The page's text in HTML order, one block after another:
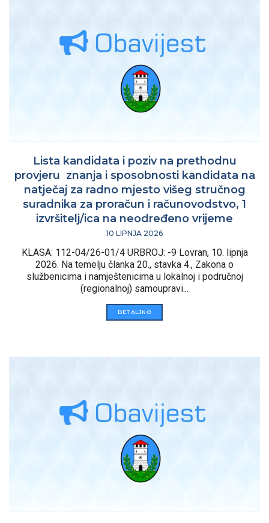
Lista kandidata i poziv na prethodnu
provjeru znanja i sposobnosti kandidata na
natječaj za radno mjesto višeg stručnog
suradnika za proračun i računovodstvo, 1
izvršitelj/ica na neodređeno vrijeme
10 LIPNJA 2026
KLASA: 112-04/26-01/4 URBROJ: -9 Lovran, 10. lipnja
2026. Na temelju članka 20., stavka 4., Zakona o
službenicima i namještenicima u lokalnoj i područnoj
(regionalnoj) samoupravi...
DETALJNO